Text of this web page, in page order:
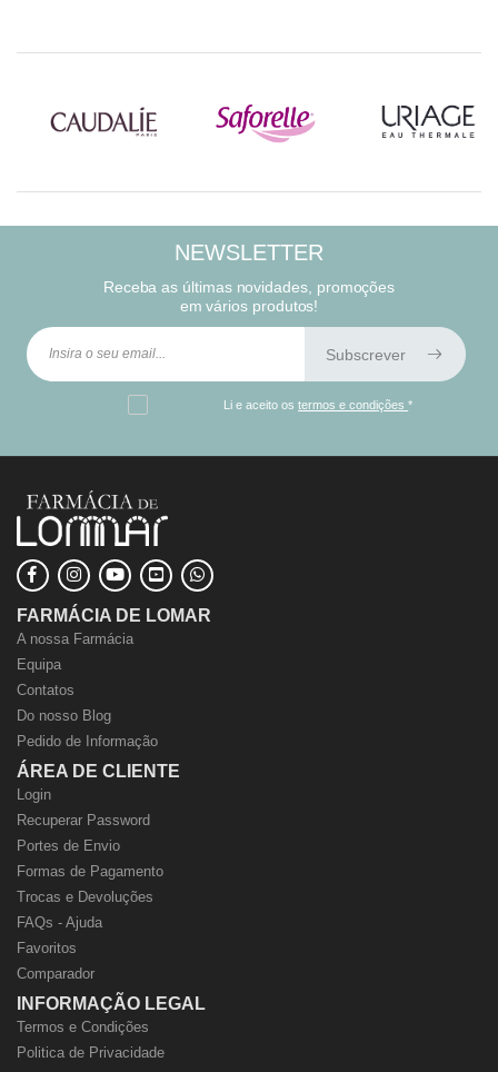
NEWSLETTER
Receba as últimas novidades, promoções
em vários produtos!
Subscrever
Li e aceito ostermos e condições*
FARMÁCIA DE LOMAR
A nossa Farmácia
Equipa
Contatos
Do nosso Blog
Pedido de Informação
ÁREA DE CLIENTE
Login
Recuperar Password
Portes de Envio
Formas de Pagamento
Trocas e Devoluções
FAQs - Ajuda
Favoritos
Comparador
INFORMAÇÃO LEGAL
Termos e Condições
Politica de Privacidade